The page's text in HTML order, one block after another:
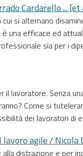
Cardarello ... [et
si alternano
una efficace ed
sia per i
lavoratore. Senza
Come si
dei lavoratori di
agile / Nicola
distrazione e per